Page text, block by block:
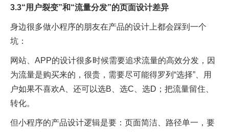
3.3“用户裂变”和“流量分发”的页面设计差异
身边很多做小程序的朋友在产品的设计上都会踩到一个
坑：
网站、APP的设计很多时候需要追求流量的高效分发，因
为流量是购买来的，很贵，需要尽可能得罗列“选择”、用
户如果不喜欢A、还可以选B、选C、选D；把流量留住、
转化。
但小程序的产品设计逻辑是要：页面简洁、路径单一，要